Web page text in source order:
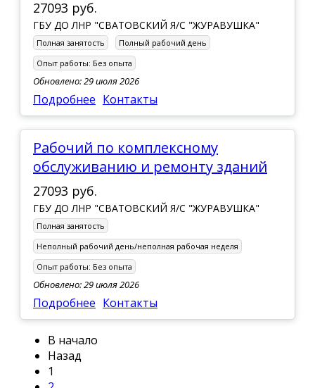
27093 руб.
ГБУ ДО ЛНР "СВАТОВСКИЙ Я/С "ЖУРАВУШКА"
Полная занятость
Полный рабочий день
Опыт работы: Без опыта
Обновлено: 29 июля 2026
Подробнее Контакты
Рабочий по комплексному
обслуживанию и ремонту зданий
27093 руб.
ГБУ ДО ЛНР "СВАТОВСКИЙ Я/С "ЖУРАВУШКА"
Полная занятость
Неполный рабочий день/неполная рабочая неделя
Опыт работы: Без опыта
Обновлено: 29 июля 2026
Подробнее Контакты
В начало
Назад
1